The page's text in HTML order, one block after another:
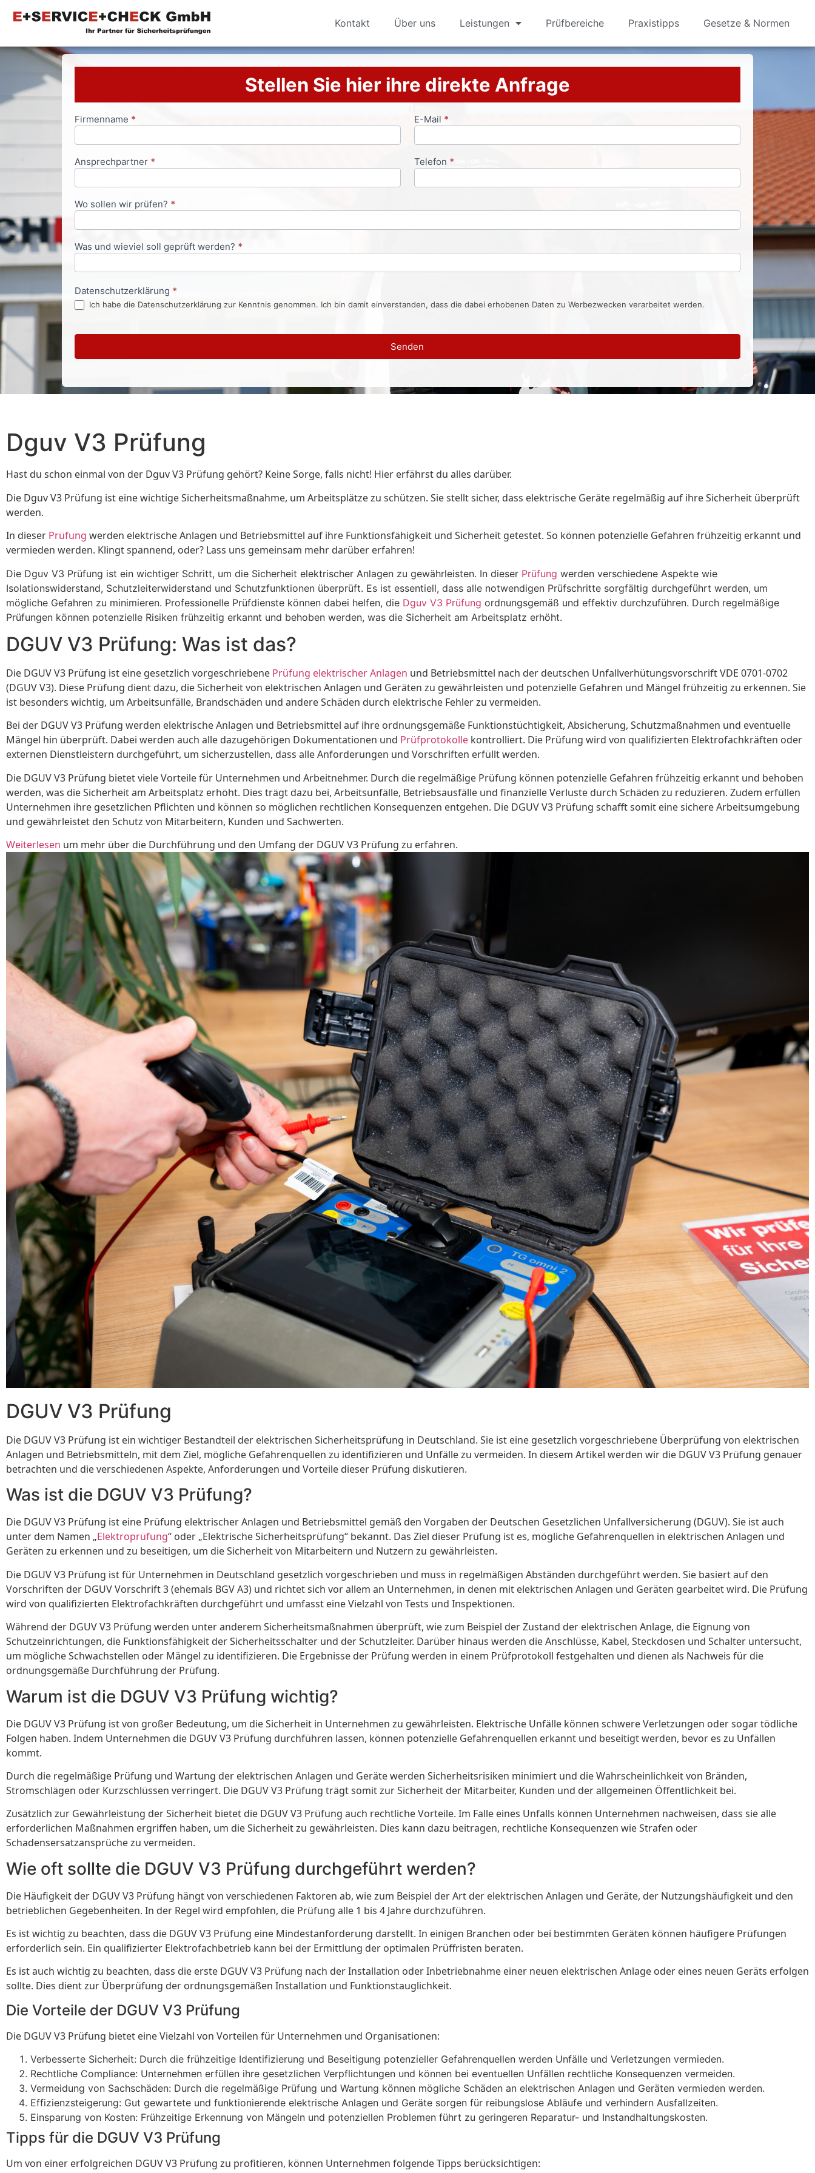
Kontakt Über uns Leistungen Prüfbereiche Praxistipps Gesetze & Normen
Stellen Sie hier ihre direkte Anfrage
Anfrageformular
Firmenname * E-Mail *
Ansprechpartner * Telefon *
Wo sollen wir prüfen? *
Was und wieviel soll geprüft werden? *
Datenschutzerklärung *
Ich habe die Datenschutzerklärung zur Kenntnis genommen. Ich bin damit einverstanden, dass die dabei erhobenen Daten zu Werbezwecken verarbeitet werden.
Senden
Dguv V3 Prüfung
Hast du schon einmal von der Dguv V3 Prüfung gehört? Keine Sorge, falls nicht! Hier erfährst du alles darüber.
Die Dguv V3 Prüfung ist eine wichtige Sicherheitsmaßnahme, um Arbeitsplätze zu schützen. Sie stellt sicher, dass elektrische Geräte regelmäßig auf ihre Sicherheit überprüft
werden.
In dieser Prüfung werden elektrische Anlagen und Betriebsmittel auf ihre Funktionsfähigkeit und Sicherheit getestet. So können potenzielle Gefahren frühzeitig erkannt und
vermieden werden. Klingt spannend, oder? Lass uns gemeinsam mehr darüber erfahren!
Die Dguv V3 Prüfung ist ein wichtiger Schritt, um die Sicherheit elektrischer Anlagen zu gewährleisten. In dieser Prüfung werden verschiedene Aspekte wie
Isolationswiderstand, Schutzleiterwiderstand und Schutzfunktionen überprüft. Es ist essentiell, dass alle notwendigen Prüfschritte sorgfältig durchgeführt werden, um
mögliche Gefahren zu minimieren. Professionelle Prüfdienste können dabei helfen, die Dguv V3 Prüfung ordnungsgemäß und effektiv durchzuführen. Durch regelmäßige
Prüfungen können potenzielle Risiken frühzeitig erkannt und behoben werden, was die Sicherheit am Arbeitsplatz erhöht.
DGUV V3 Prüfung: Was ist das?
Die DGUV V3 Prüfung ist eine gesetzlich vorgeschriebene Prüfung elektrischer Anlagen und Betriebsmittel nach der deutschen Unfallverhütungsvorschrift VDE 0701-0702
(DGUV V3). Diese Prüfung dient dazu, die Sicherheit von elektrischen Anlagen und Geräten zu gewährleisten und potenzielle Gefahren und Mängel frühzeitig zu erkennen. Sie
ist besonders wichtig, um Arbeitsunfälle, Brandschäden und andere Schäden durch elektrische Fehler zu vermeiden.
Bei der DGUV V3 Prüfung werden elektrische Anlagen und Betriebsmittel auf ihre ordnungsgemäße Funktionstüchtigkeit, Absicherung, Schutzmaßnahmen und eventuelle
Mängel hin überprüft. Dabei werden auch alle dazugehörigen Dokumentationen und Prüfprotokolle kontrolliert. Die Prüfung wird von qualifizierten Elektrofachkräften oder
externen Dienstleistern durchgeführt, um sicherzustellen, dass alle Anforderungen und Vorschriften erfüllt werden.
Die DGUV V3 Prüfung bietet viele Vorteile für Unternehmen und Arbeitnehmer. Durch die regelmäßige Prüfung können potenzielle Gefahren frühzeitig erkannt und behoben
werden, was die Sicherheit am Arbeitsplatz erhöht. Dies trägt dazu bei, Arbeitsunfälle, Betriebsausfälle und finanzielle Verluste durch Schäden zu reduzieren. Zudem erfüllen
Unternehmen ihre gesetzlichen Pflichten und können so möglichen rechtlichen Konsequenzen entgehen. Die DGUV V3 Prüfung schafft somit eine sichere Arbeitsumgebung
und gewährleistet den Schutz von Mitarbeitern, Kunden und Sachwerten.
Weiterlesen um mehr über die Durchführung und den Umfang der DGUV V3 Prüfung zu erfahren.
DGUV V3 Prüfung
Die DGUV V3 Prüfung ist ein wichtiger Bestandteil der elektrischen Sicherheitsprüfung in Deutschland. Sie ist eine gesetzlich vorgeschriebene Überprüfung von elektrischen
Anlagen und Betriebsmitteln, mit dem Ziel, mögliche Gefahrenquellen zu identifizieren und Unfälle zu vermeiden. In diesem Artikel werden wir die DGUV V3 Prüfung genauer
betrachten und die verschiedenen Aspekte, Anforderungen und Vorteile dieser Prüfung diskutieren.
Was ist die DGUV V3 Prüfung?
Die DGUV V3 Prüfung ist eine Prüfung elektrischer Anlagen und Betriebsmittel gemäß den Vorgaben der Deutschen Gesetzlichen Unfallversicherung (DGUV). Sie ist auch
unter dem Namen „Elektroprüfung“ oder „Elektrische Sicherheitsprüfung“ bekannt. Das Ziel dieser Prüfung ist es, mögliche Gefahrenquellen in elektrischen Anlagen und
Geräten zu erkennen und zu beseitigen, um die Sicherheit von Mitarbeitern und Nutzern zu gewährleisten.
Die DGUV V3 Prüfung ist für Unternehmen in Deutschland gesetzlich vorgeschrieben und muss in regelmäßigen Abständen durchgeführt werden. Sie basiert auf den
Vorschriften der DGUV Vorschrift 3 (ehemals BGV A3) und richtet sich vor allem an Unternehmen, in denen mit elektrischen Anlagen und Geräten gearbeitet wird. Die Prüfung
wird von qualifizierten Elektrofachkräften durchgeführt und umfasst eine Vielzahl von Tests und Inspektionen.
Während der DGUV V3 Prüfung werden unter anderem Sicherheitsmaßnahmen überprüft, wie zum Beispiel der Zustand der elektrischen Anlage, die Eignung von
Schutzeinrichtungen, die Funktionsfähigkeit der Sicherheitsschalter und der Schutzleiter. Darüber hinaus werden die Anschlüsse, Kabel, Steckdosen und Schalter untersucht,
um mögliche Schwachstellen oder Mängel zu identifizieren. Die Ergebnisse der Prüfung werden in einem Prüfprotokoll festgehalten und dienen als Nachweis für die
ordnungsgemäße Durchführung der Prüfung.
Warum ist die DGUV V3 Prüfung wichtig?
Die DGUV V3 Prüfung ist von großer Bedeutung, um die Sicherheit in Unternehmen zu gewährleisten. Elektrische Unfälle können schwere Verletzungen oder sogar tödliche
Folgen haben. Indem Unternehmen die DGUV V3 Prüfung durchführen lassen, können potenzielle Gefahrenquellen erkannt und beseitigt werden, bevor es zu Unfällen
kommt.
Durch die regelmäßige Prüfung und Wartung der elektrischen Anlagen und Geräte werden Sicherheitsrisiken minimiert und die Wahrscheinlichkeit von Bränden,
Stromschlägen oder Kurzschlüssen verringert. Die DGUV V3 Prüfung trägt somit zur Sicherheit der Mitarbeiter, Kunden und der allgemeinen Öffentlichkeit bei.
Zusätzlich zur Gewährleistung der Sicherheit bietet die DGUV V3 Prüfung auch rechtliche Vorteile. Im Falle eines Unfalls können Unternehmen nachweisen, dass sie alle
erforderlichen Maßnahmen ergriffen haben, um die Sicherheit zu gewährleisten. Dies kann dazu beitragen, rechtliche Konsequenzen wie Strafen oder
Schadensersatzansprüche zu vermeiden.
Wie oft sollte die DGUV V3 Prüfung durchgeführt werden?
Die Häufigkeit der DGUV V3 Prüfung hängt von verschiedenen Faktoren ab, wie zum Beispiel der Art der elektrischen Anlagen und Geräte, der Nutzungshäufigkeit und den
betrieblichen Gegebenheiten. In der Regel wird empfohlen, die Prüfung alle 1 bis 4 Jahre durchzuführen.
Es ist wichtig zu beachten, dass die DGUV V3 Prüfung eine Mindestanforderung darstellt. In einigen Branchen oder bei bestimmten Geräten können häufigere Prüfungen
erforderlich sein. Ein qualifizierter Elektrofachbetrieb kann bei der Ermittlung der optimalen Prüffristen beraten.
Es ist auch wichtig zu beachten, dass die erste DGUV V3 Prüfung nach der Installation oder Inbetriebnahme einer neuen elektrischen Anlage oder eines neuen Geräts erfolgen
sollte. Dies dient zur Überprüfung der ordnungsgemäßen Installation und Funktionstauglichkeit.
Die Vorteile der DGUV V3 Prüfung
Die DGUV V3 Prüfung bietet eine Vielzahl von Vorteilen für Unternehmen und Organisationen:
Verbesserte Sicherheit: Durch die frühzeitige Identifizierung und Beseitigung potenzieller Gefahrenquellen werden Unfälle und Verletzungen vermieden.
Rechtliche Compliance: Unternehmen erfüllen ihre gesetzlichen Verpflichtungen und können bei eventuellen Unfällen rechtliche Konsequenzen vermeiden.
Vermeidung von Sachschäden: Durch die regelmäßige Prüfung und Wartung können mögliche Schäden an elektrischen Anlagen und Geräten vermieden werden.
Effizienzsteigerung: Gut gewartete und funktionierende elektrische Anlagen und Geräte sorgen für reibungslose Abläufe und verhindern Ausfallzeiten.
Einsparung von Kosten: Frühzeitige Erkennung von Mängeln und potenziellen Problemen führt zu geringeren Reparatur- und Instandhaltungskosten.
Tipps für die DGUV V3 Prüfung
Um von einer erfolgreichen DGUV V3 Prüfung zu profitieren, können Unternehmen folgende Tipps berücksichtigen: